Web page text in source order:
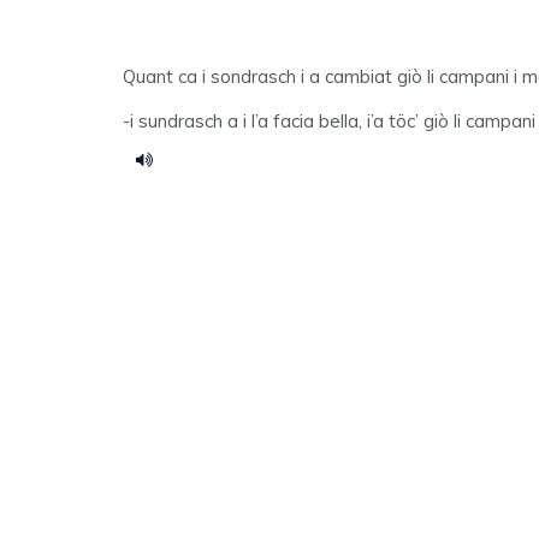
Quant ca i sondrasch i a cambiat giò li campani i
-i sundrasch a i l’a facia bella, i’a töc’ giò li